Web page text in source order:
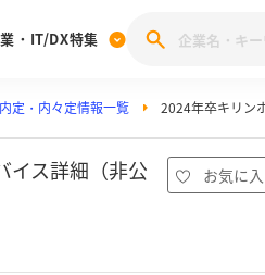
体験記投稿キャンペーン
業就職ブランド調査
・IT/DX特集
定・内々定情報一覧 2024年卒キリン
イス詳細（非公
お気に